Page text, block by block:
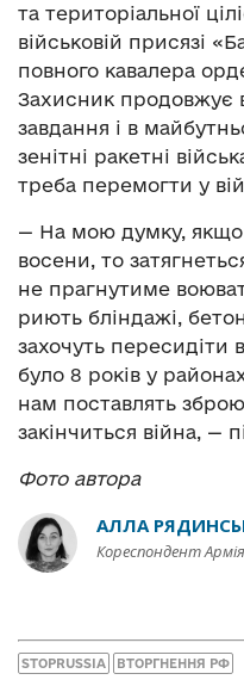
та територіальної
військовій присязі
повного кавалера
Захисник продовжує
завдання і в
зенітні ракетні
треба перемогти у
— На мою думку, якщо
восени, то
не прагнутиме
риють бліндажі,
захочуть пересидіти
було 8 років у
нам поставлять
закінчиться війна, —
Фото автора
АЛЛА
Кореспондент
STOPRUSSIA ВТОРГНЕННЯ РФ